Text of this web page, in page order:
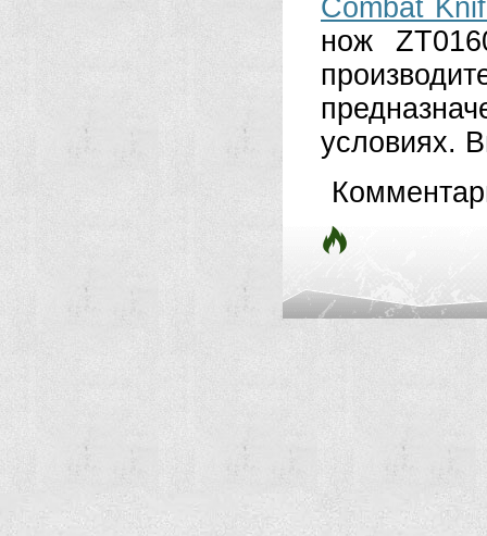
Combat
нож
условиях.